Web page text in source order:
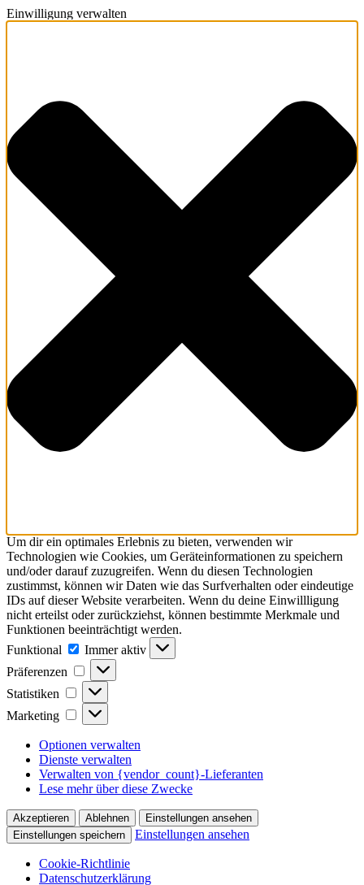
Einwilligung verwalten
Um dir ein optimales Erlebnis zu bieten, verwenden wir
Technologien wie Cookies, um Geräteinformationen zu speichern
und/oder darauf zuzugreifen. Wenn du diesen Technologien
zustimmst, können wir Daten wie das Surfverhalten oder eindeutige
IDs auf dieser Website verarbeiten. Wenn du deine Einwillligung
nicht erteilst oder zurückziehst, können bestimmte Merkmale und
Funktionen beeinträchtigt werden.
Funktional
Funktional
Immer aktiv
Präferenzen
Präferenzen
Statistiken Statistiken
Marketing Marketing
Optionen verwalten
Dienste verwalten
Verwalten von {vendor_count}-Lieferanten
Lese mehr über diese Zwecke
Akzeptieren Ablehnen
Einstellungen ansehen
Einstellungen speichern
Einstellungen ansehen
Cookie-Richtlinie
Datenschutzerklärung